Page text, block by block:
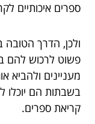
ספרים איכותיים
ולכן, הדרך הטובה
פשוט לרכוש להם
מעניינים
בשבתות הם יוכלו
קריאת ספרים.